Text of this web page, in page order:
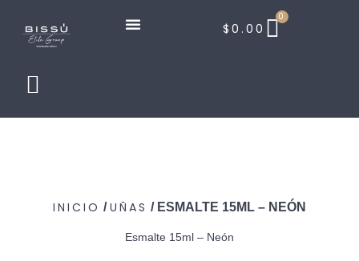
$ 0.00
0
INICIO /UÑAS / ESMALTE 15ML – NEÓN
Esmalte 15ml – Neón